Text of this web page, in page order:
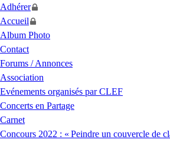
Adhérer
Accueil
Album Photo
Contact
Forums / Annonces
Association
Evénements organisés parCLEF
Concerts en Partage
Carnet
Concours 2022 : « Peindre un couvercle de